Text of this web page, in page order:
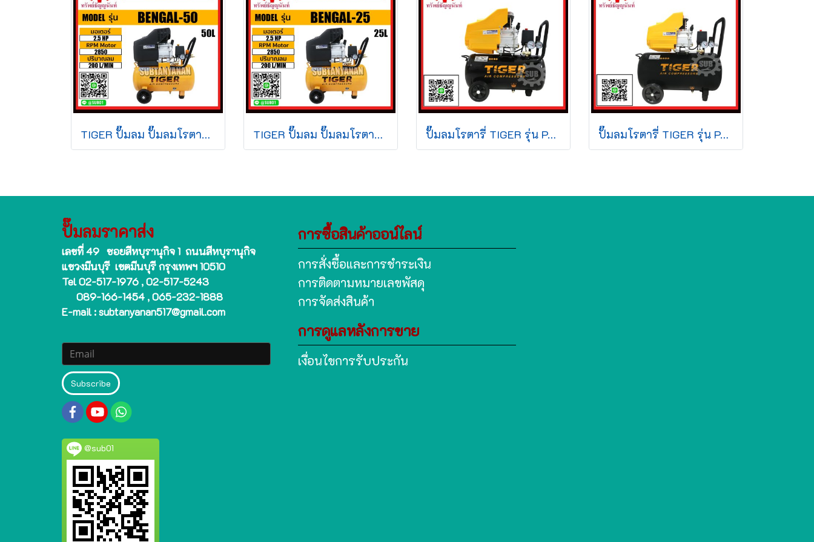
TIGER ปั๊มลม ปั๊มลมโรตารี่ ปั๊มลมขับตรง 2.5HP 50L รุ่น BENGAL-50 BENGAL 50 TIGER ปั๊มลม ปั๊มลมโรตารี่ ปั๊มลมขับตรง 2.5HP 25L รุ่น BENGAL-25 BENGAL 25 ปั๊มลม ปั๊มลมโรตารี่ TIGER รุ่น PANTHER-50 2HP 50L ปั๊มลมโรตารี่ TIGER รุ่น PANTHER-25 2HP 25L
ปั๊มลมราคาส่ง
เลขที่ 49 ซอยสีหบุรานุกิจ 1 ถนนสีหบุรานุกิจ
แขวงมีนบุรี เขตมีนบุรี กรุงเทพฯ 10510
Tel 02-517-1976 , 02-517-5243
089-166-1454 , 065-232-1888
E-mail : subtanyanan517@gmail.com
Subscribe
@sub01
การซื้อสินค้าออน์ไลน์
การสั่งซื้อและการชำระเงิน
การติดตามหมายเลขพัสดุ
การจัดส่งสินค้า
การดูแลหลังการขาย
เงื่อนไขการรับประกัน